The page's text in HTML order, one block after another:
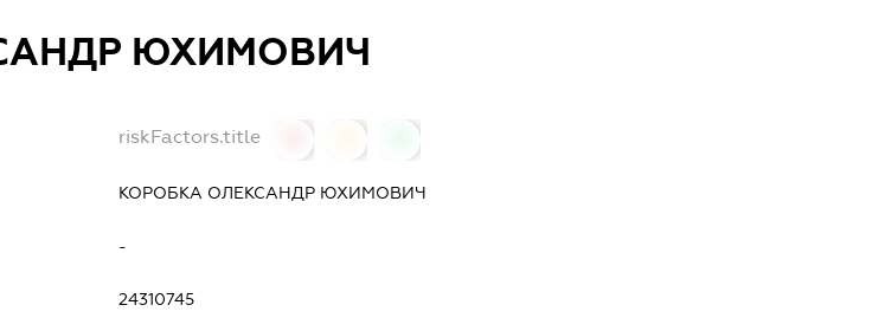
ЮХИМОВИЧ
riskFactors.title
КОРОБКА ОЛЕКСАНДР ЮХИМОВИЧ
-
24310745